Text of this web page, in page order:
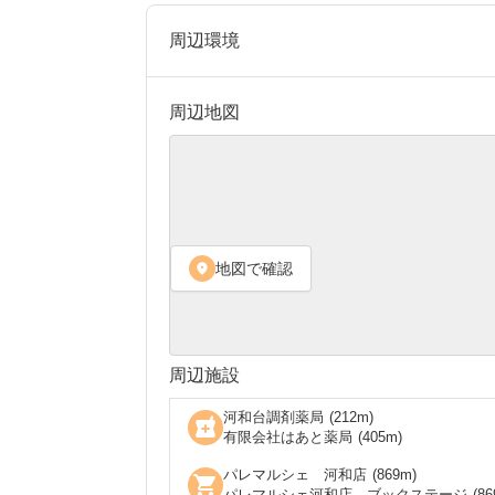
周辺環境
周辺地図
location_on 地図で確認
周辺施設
local_pharmacy 河和台調剤薬局 (212m)
有限会社はあと薬局 (405m)
shopping_cart パレマルシェ 河和店 (869m)